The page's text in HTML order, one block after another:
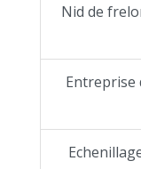
Nid de
Entreprise